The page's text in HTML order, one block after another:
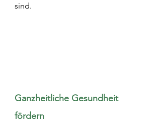
sind.
Ganzheitliche Gesundheit
fördern